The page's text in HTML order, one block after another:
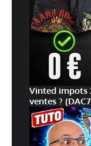
Vinted impots
ventes ?